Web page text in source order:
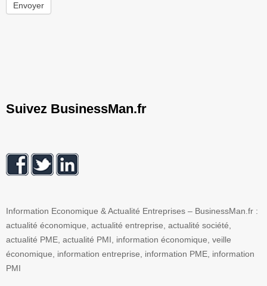
Envoyer
Suivez BusinessMan.fr
Information Economique & Actualité Entreprises – BusinessMan.fr :
actualité économique, actualité entreprise, actualité société,
actualité PME, actualité PMI, information économique, veille
économique, information entreprise, information PME, information
PMI